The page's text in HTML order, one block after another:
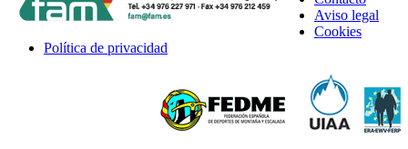
Aviso legal
Cookies
Política de privacidad